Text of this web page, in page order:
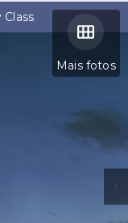
Mais fotos